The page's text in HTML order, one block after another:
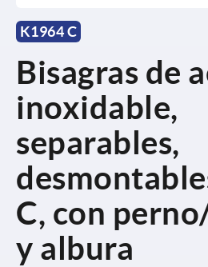
K1964 C
Bisagras de
inoxidable,
separables,
C, con
y albura